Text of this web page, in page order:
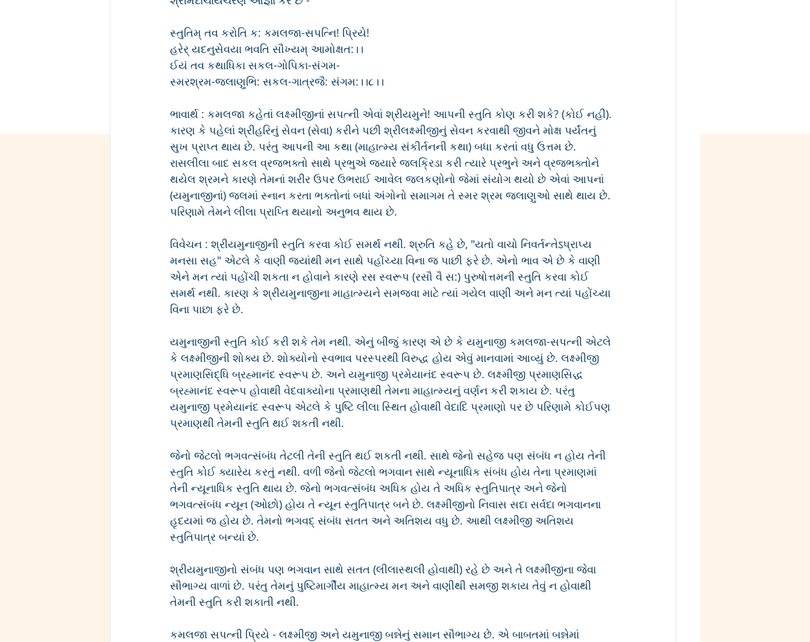
સ્તુતિમ્ તવ કરોતિ ક: કમલજા-સપત્નિ! પ્રિયે!
હરેર્ યદનુસેવયા ભવતિ સૌખ્યમ્ આમોક્ષત:।।
ઈયં તવ કથાધિકા સકલ-ગોપિકા-સંગમ-
સ્મરશ્રમ-જલાણુભિ: સકલ-ગાત્રજૈ: સંગમ:।।૮।।
ભાવાર્થ : કમલજા કહેતાં લક્ષ્મીજીનાં સપત્ની એવાં શ્રીયમુને! આપની સ્તુતિ કોણ કરી શકે? (કોઈ નહીં).
કારણ કે પહેલાં શ્રીહરિનું સેવન (સેવા) કરીને પછી શ્રીલક્ષ્મીજીનું સેવન કરવાથી જીવને મોક્ષ પર્યંતનું
સુખ પ્રાપ્ત થાય છે. પરંતુ આપની આ કથા (માહાત્મ્ય સંકીર્તનની કથા) બધા કરતાં વધુ ઉત્તમ છે.
રાસલીલા બાદ સકલ વ્રજભક્તો સાથે પ્રભુએ જ્યારે જલક્રિડા કરી ત્યારે પ્રભુને અને વ્રજભક્તોને
થયેલ શ્રમને કારણે તેમનાં શરીર ઉપર ઉભરાઈ આવેલ જલકણોનો જેમાં સંયોગ થયો છે એવાં આપનાં
(યમુનાજીનાં) જલમાં સ્નાન કરતા ભક્તોનાં બધાં અંગોનો સમાગમ તે સ્મર શ્રમ જલાણુઓ સાથે થાય છે.
પરિણામે તેમને લીલા પ્રાપ્તિ થયાનો અનુભવ થાય છે.
વિવેચન : શ્રીયમુનાજીની સ્તુતિ કરવા કોઈ સમર્થ નથી. શ્રુતિ કહે છે, "યતો વાચો નિવર્તન્તેऽપ્રાપ્ય
મનસા સહ" એટલે કે વાણી જ્યાંથી મન સાથે પહોંચ્યા વિના જ પાછી ફરે છે. એનો ભાવ એ છે કે વાણી
એને મન ત્યાં પહોંચી શકતા ન હોવાને કારણે રસ સ્વરૂપ (રસૌ વૈ સ:) પુરુષોત્તમની સ્તુતિ કરવા કોઈ
સમર્થ નથી. કારણ કે શ્રીયમુનાજીના માહાત્મ્યને સમજવા માટે ત્યાં ગયેલ વાણી અને મન ત્યાં પહોંચ્યા
વિના પાછા ફરે છે.
યમુનાજીની સ્તુતિ કોઈ કરી શકે તેમ નથી. એનું બીજું કારણ એ છે કે યમુનાજી કમલજા-સપત્ની એટલે
કે લક્ષ્મીજીની શોક્ય છે. શોક્યોનો સ્વભાવ પરસ્પરથી વિરુદ્ધ હોય એવું માનવામાં આવ્યું છે. લક્ષ્મીજી
પ્રમાણસિદ્ધિ બ્રહ્માનંદ સ્વરૂપ છે. અને યમુનાજી પ્રમેયાનંદ સ્વરૂપ છે. લક્ષ્મીજી પ્રમાણસિદ્ધ
બ્રહ્માનંદ સ્વરૂપ હોવાથી વેદવાક્યોના પ્રમાણથી તેમના માહાત્મ્યનું વર્ણન કરી શકાય છે. પરંતુ
યમુનાજી પ્રમેયાનંદ સ્વરૂપ એટલે કે પુષ્ટિ લીલા સ્થિત હોવાથી વેદાદિ પ્રમાણો પર છે પરિણામે કોઈપણ
પ્રમાણથી તેમની સ્તુતિ થઈ શકતી નથી.
જેનો જેટલો ભગવત્સંબંધ તેટલી તેની સ્તુતિ થઈ શકતી નથી. સાથે જેનો સહેજ પણ સંબંધ ન હોય તેની
સ્તુતિ કોઈ ક્યારેય કરતું નથી. વળી જેનો જેટલો ભગવાન સાથે ન્યૂનાધિક સંબંધ હોય તેના પ્રમાણમાં
તેની ન્યૂનાધિક સ્તુતિ થાય છે. જેનો ભગવત્સંબંધ અધિક હોય તે અધિક સ્તુતિપાત્ર અને જેનો
ભગવત્સંબંધ ન્યૂન (ઓછો) હોય તે ન્યૂન સ્તુતિપાત્ર બને છે. લક્ષ્મીજીનો નિવાસ સદા સર્વદા ભગવાનના
હૃદયમાં જ હોય છે. તેમનો ભગવદ્ સંબંધ સતત અને અતિશય વધુ છે. આથી લક્ષ્મીજી અતિશય
સ્તુતિપાત્ર બન્યાં છે.
શ્રીયમુનાજીનો સંબંધ પણ ભગવાન સાથે સતત (લીલાસ્થલી હોવાથી) રહે છે અને તે લક્ષ્મીજીના જેવા
સૌભાગ્ય વાળાં છે. પરંતુ તેમનું પુષ્ટિમાર્ગીય માહાત્મ્ય મન અને વાણીથી સમજી શકાય તેવું ન હોવાથી
તેમની સ્તુતિ કરી શકાતી નથી.
કમલજા સપત્ની પ્રિયે - લક્ષ્મીજી અને યમુનાજી બન્નેનું સમાન સૌભાગ્ય છે. એ બાબતમાં બન્નેમાં